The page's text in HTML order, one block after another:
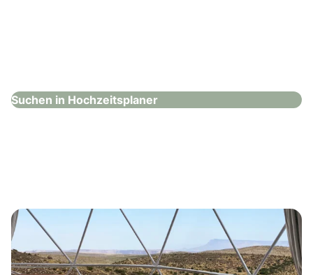
Suchen in Hochzeitsplaner